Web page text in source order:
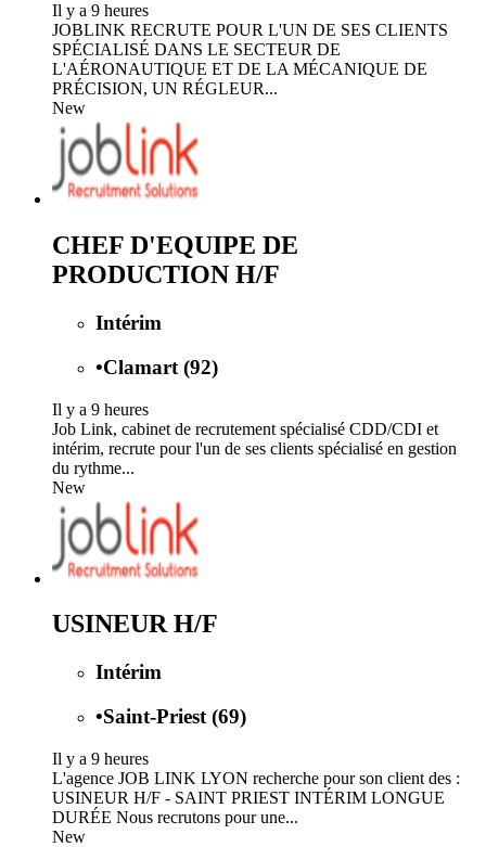
Il y a 9 heures
JOBLINK RECRUTE POUR L'UN DE SES CLIENTS
SPÉCIALISÉ DANS LE SECTEUR DE
L'AÉRONAUTIQUE ET DE LA MÉCANIQUE DE
PRÉCISION, UN RÉGLEUR...
New
CHEF D'EQUIPE DE
PRODUCTION H/F
Intérim
•Clamart (92)
Il y a 9 heures
Job Link, cabinet de recrutement spécialisé CDD/CDI et
intérim, recrute pour l'un de ses clients spécialisé en gestion
du rythme...
New
USINEUR H/F
Intérim
•Saint-Priest (69)
Il y a 9 heures
L'agence JOB LINK LYON recherche pour son client des :
USINEUR H/F - SAINT PRIEST INTÉRIM LONGUE
DURÉE Nous recrutons pour une...
New